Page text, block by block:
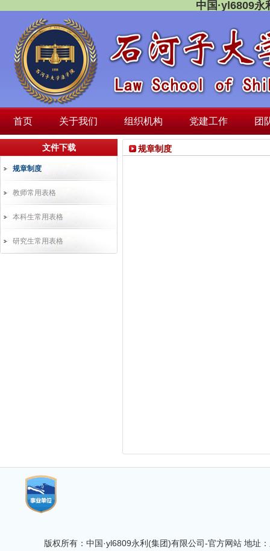
中国·yl6809永
首页 关于我们 组织机构 党建工作 团
文件下载
规章制度
教师常用表格
本科生常用表格
研究生常用表格
规章制度
版权所有：中国·yl6809永利(集团)有限公司-官方网站 地